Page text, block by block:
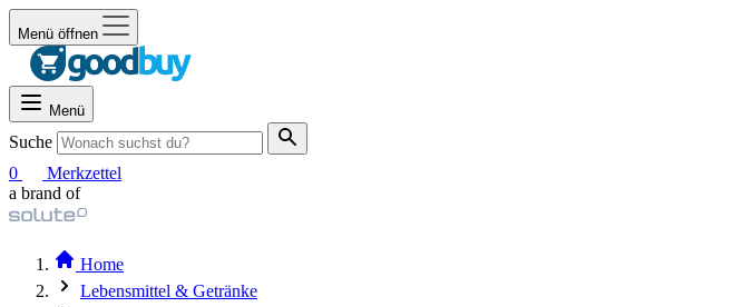
Menü öffnen
Menü
Suche
0
Merkzettel
a brand of
Home
Lebensmittel & Getränke